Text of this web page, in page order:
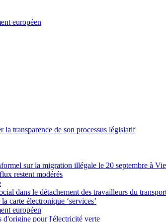
européen
la transparence de son processus législatif
sur la migration illégale le 20 septembre à
restent modérés
dans le détachement des travailleurs du
carte électronique ‘services’
européen
d'origine pour l'électricité verte